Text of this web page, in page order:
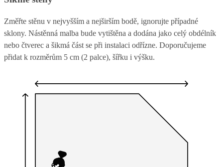
Změřte stěnu v nejvyšším a nejširším bodě, ignorujte případné
sklony. Nástěnná malba bude vytištěna a dodána jako celý obdélník
nebo čtverec a šikmá část se při instalaci odřízne. Doporučujeme
přidat k rozměrům 5 cm (2 palce), šířku i výšku.